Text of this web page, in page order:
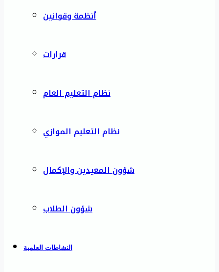
أنظمة وقوانين
قرارات
نظام التعليم العام
نظام التعليم الموازي
شؤون المعيدين والإكمال
شؤون الطلاب
النشاطات العلمية